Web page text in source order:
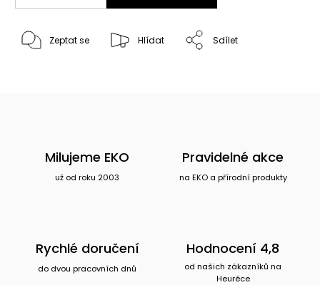
Zeptat se Hlídat Sdílet
Milujeme EKO
už od roku 2003
Pravidelné akce
na EKO a přírodní produkty
Rychlé doručení
do dvou pracovních dnů
Hodnocení 4,8
od našich zákazníků na
Heuréce